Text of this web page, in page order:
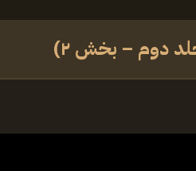
دوم – بخش ۲)